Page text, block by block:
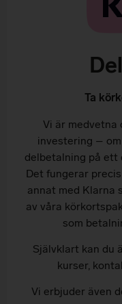
Ta
Vi är
investering –
delbetalning på ett
Det fungerar
annat med Klarna
av våra
som
Självklart kan du
kurser,
Vi erbjuder även